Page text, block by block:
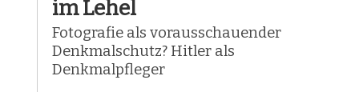
im Lehel
Fotografie als vorausschauender
Denkmalschutz? Hitler als
Denkmalpfleger